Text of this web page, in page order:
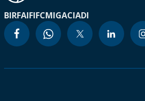
BIRFAIFIFCMIGACIADI